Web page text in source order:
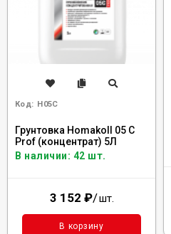
Код: H05C
Грунтовка Homakoll 05 C
Prof (концентрат) 5Л
В наличии: 42 шт.
3 152 ₽/шт.
В корзину